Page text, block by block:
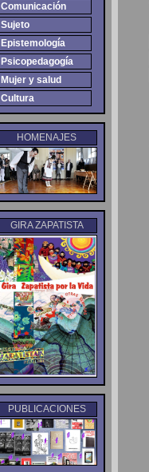
Comunicación
Sujeto
Epistemología
Psicopedagogía
Mujer y salud
Cultura
HOMENAJES
GIRA ZAPATISTA
PUBLICACIONES